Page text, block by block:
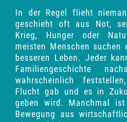
In der Regel flieht
geschieht oft aus Not,
Krieg, Hunger oder
meisten Menschen suchen
besseren Leben. Jeder
Familiengeschichte
wahrscheinlich
Flucht gab und es in
geben wird. Manchmal
Bewegung aus